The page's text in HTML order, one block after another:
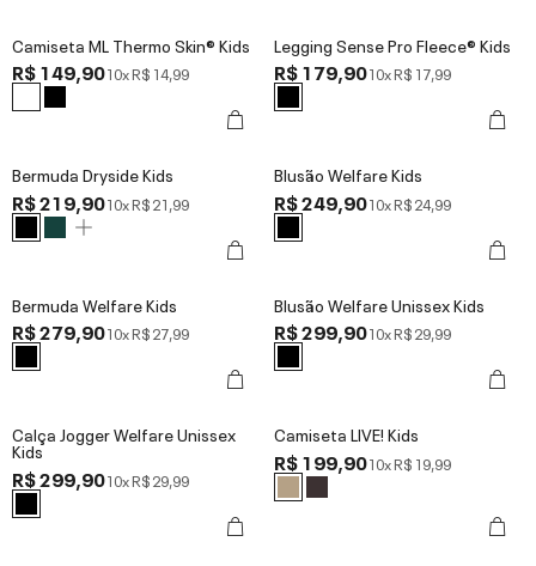
Camiseta ML Thermo Skin® Kids
R$ 149,9010xR$ 14,99
Legging Sense Pro Fleece® Kids
R$ 179,9010xR$ 17,99
Bermuda Dryside Kids
R$ 219,9010xR$ 21,99
Blusão Welfare Kids
R$ 249,9010xR$ 24,99
Bermuda Welfare Kids
R$ 279,9010xR$ 27,99
Blusão Welfare Unissex Kids
R$ 299,9010xR$ 29,99
Calça Jogger Welfare Unissex
Kids
R$ 299,9010xR$ 29,99
Camiseta LIVE! Kids
R$ 199,9010xR$ 19,99